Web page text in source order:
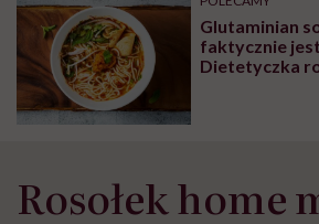
głupota i brak
wyobraźni"
Glutaminian
faktycznie
Dietetyczka
Rosołek home